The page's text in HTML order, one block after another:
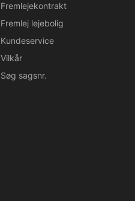
Fremlejekontrakt
Fremlej lejebolig
Kundeservice
Vilkår
Søg sagsnr.